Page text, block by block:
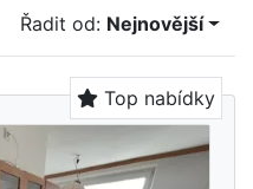
Řadit od: Nejnovější
Top nabídky